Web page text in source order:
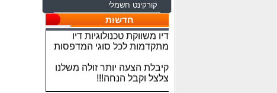
קורקינט חשמלי
חדשות
ברוכים הבאים לחברת איי ניד
דיו משווקת טכנולוגיות דיו
מתקדמות לכל סוגי המדפסות
צלצל וקבל הנחה!!!